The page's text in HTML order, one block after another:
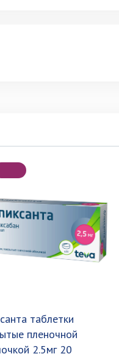
таблетки
пленочной
2.5мг 20